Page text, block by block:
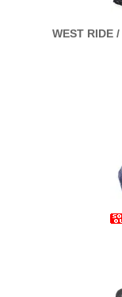
WEST RIDE